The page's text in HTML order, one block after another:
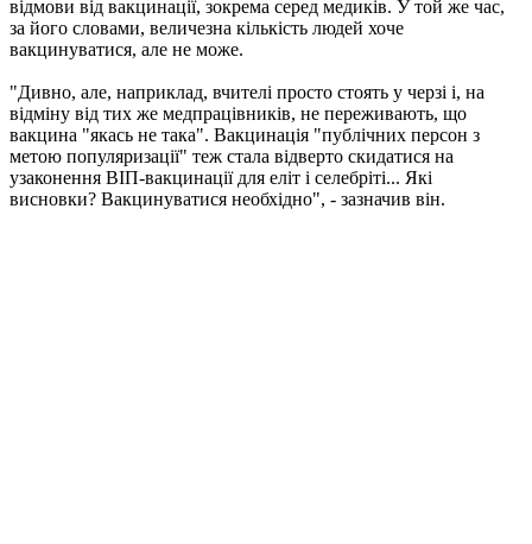
відмови від вакцинації, зокрема серед медиків. У той же час,
за його словами, величезна кількість людей хоче
вакцинуватися, але не може.
"Дивно, але, наприклад, вчителі просто стоять у черзі і, на
відміну від тих же медпрацівників, не переживають, що
вакцина "якась не така". Вакцинація "публічних персон з
метою популяризації" теж стала відверто скидатися на
узаконення ВІП-вакцинації для еліт і селебріті... Які
висновки? Вакцинуватися необхідно", - зазначив він.